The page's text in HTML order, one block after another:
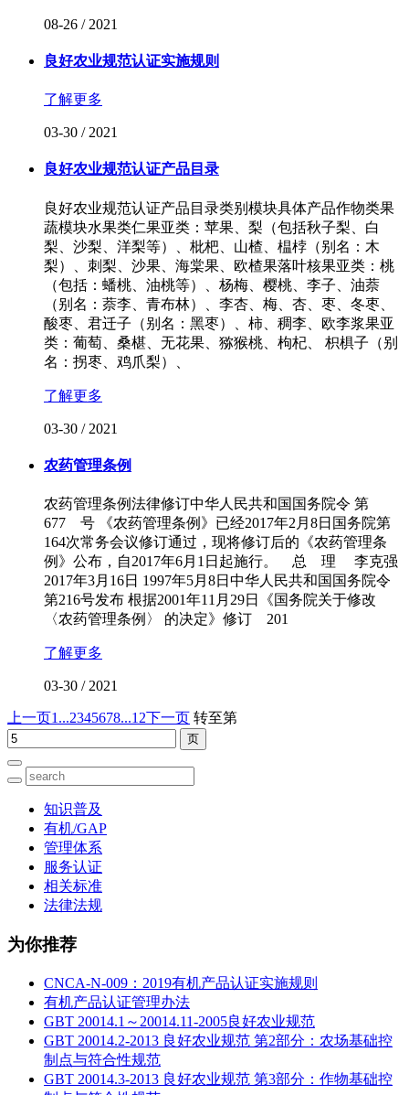
08-26 / 2021
良好农业规范认证实施规则
了解更多
03-30 / 2021
良好农业规范认证产品目录
良好农业规范认证产品目录类别模块具体产品作物类果
蔬模块水果类仁果亚类：苹果、梨（包括秋子梨、白
梨、沙梨、洋梨等）、枇杷、山楂、榅桲（别名：木
梨）、刺梨、沙果、海棠果、欧楂果落叶核果亚类：桃
（包括：蟠桃、油桃等）、杨梅、樱桃、李子、油萘
（别名：萘李、青布林）、李杏、梅、杏、枣、冬枣、
酸枣、君迁子（别名：黑枣）、柿、稠李、欧李浆果亚
类：葡萄、桑椹、无花果、猕猴桃、枸杞、 枳椇子（别
名：拐枣、鸡爪梨）、
了解更多
03-30 / 2021
农药管理条例
农药管理条例法律修订中华人民共和国国务院令 第
677 号 《农药管理条例》已经2017年2月8日国务院第
164次常务会议修订通过，现将修订后的《农药管理条
例》公布，自2017年6月1日起施行。 总 理 李克强
2017年3月16日 1997年5月8日中华人民共和国国务院令
第216号发布 根据2001年11月29日《国务院关于修改
〈农药管理条例〉 的决定》修订 201
了解更多
03-30 / 2021
上一页1...2345678...12下一页 转至第
知识普及
有机/GAP
管理体系
服务认证
相关标准
法律法规
为你推荐
CNCA-N-009：2019有机产品认证实施规则
有机产品认证管理办法
GBT 20014.1～20014.11-2005良好农业规范
GBT 20014.2-2013 良好农业规范 第2部分：农场基础控
制点与符合性规范
GBT 20014.3-2013 良好农业规范 第3部分：作物基础控